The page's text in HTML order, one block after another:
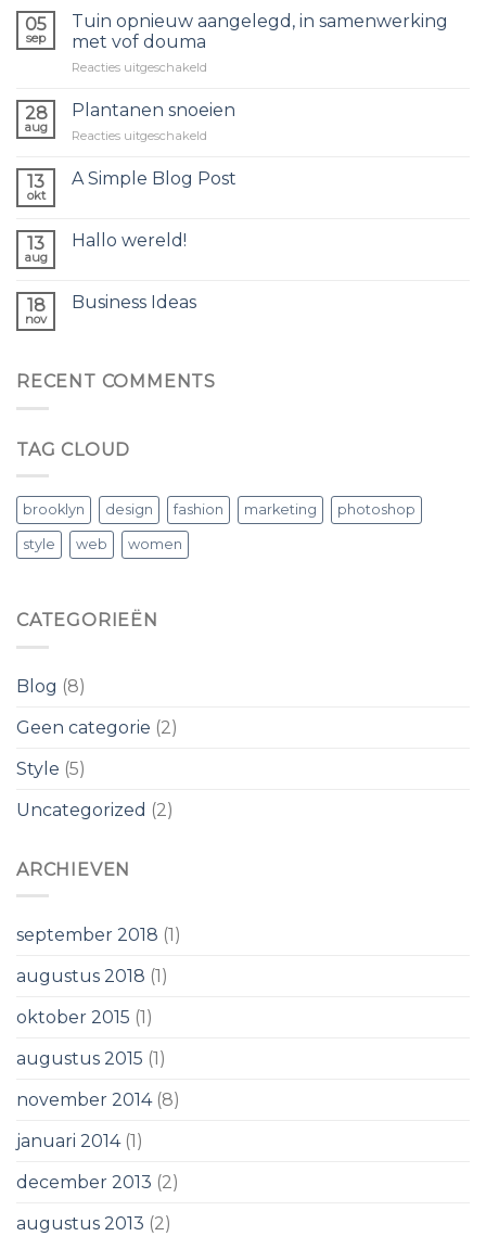
05
sep
Tuin opnieuw aangelegd, in samenwerking
met vof douma
Reacties uitgeschakeld
opnieuw
met
28
aug
Plantanen snoeien
Reacties uitgeschakeld
snoeien
13
okt
A Simple Blog Post
13
aug
Hallo wereld!
18
nov
Business Ideas
RECENT COMMENTS
TAG CLOUD
brooklyn design fashion marketing photoshop
style web women
CATEGORIEËN
Blog (8)
Geen categorie (2)
Style (5)
Uncategorized (2)
ARCHIEVEN
september 2018 (1)
augustus 2018 (1)
oktober 2015 (1)
augustus 2015 (1)
november 2014(8)
januari 2014(1)
december 2013 (2)
augustus 2013 (2)